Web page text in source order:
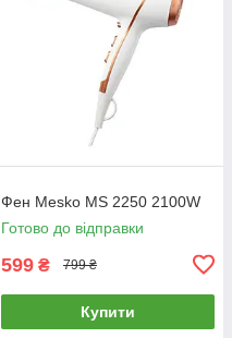
Фен Mesko MS 2250 2100W
Готово до відправки
599 ₴ 799 ₴
Купити